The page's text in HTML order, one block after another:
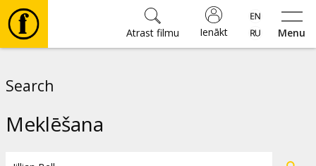
Menu
Ienākt
Atrast filmu
Search
Meklēšana